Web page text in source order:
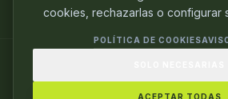
PASIÓN.
cookies, rechazarlas o configurar
POLÍTICA DE COOKIES
ACEPTAR TODAS